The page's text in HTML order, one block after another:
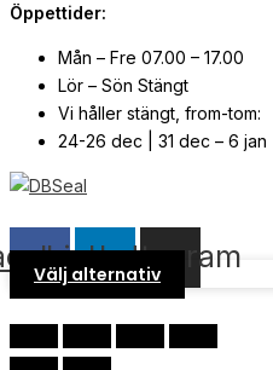
Öppettider:
Mån – Fre 07.00 – 17.00
Lör – Sön Stängt
Vi håller stängt, from-tom:
24-26 dec | 31 dec – 6 jan
Linkedin
Instagram
Välj alternativ